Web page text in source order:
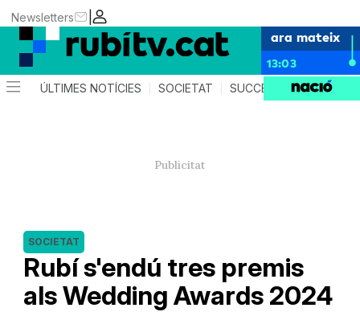
|
Newsletters
ara mateix
13:03
ÚLTIMES NOTÍCIES SOCIETAT SUCCESSOS
Rubí s'endú tres premis
als Wedding Awards 2024
SOCIETAT